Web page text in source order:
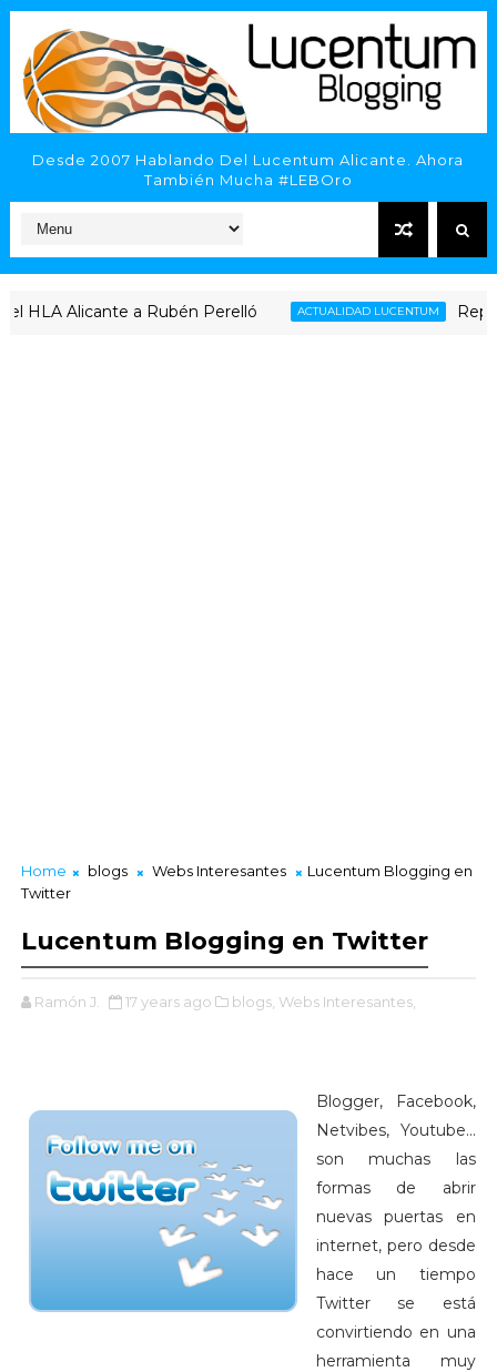
Desde 2007 Hablando Del Lucentum Alicante. Ahora
También Mucha #LEBOro
Alicante a Rubén Perelló ACTUALIDAD LUCENTUM Repaso
Home blogs Webs Interesantes
Lucentum Blogging en
Twitter
Lucentum Blogging en Twitter
Ramón J. 17 years ago blogs, Webs Interesantes,
Blogger, Facebook,
Netvibes, Youtube...
son muchas las
formas de abrir
nuevas puertas en
internet, pero desde
hace un tiempo
Twitter se está
convirtiendo en una
herramienta muy